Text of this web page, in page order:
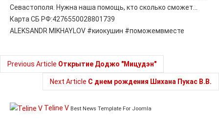
Севастополя. Нужна наша помощь, кто сколько сможет...
Карта СБ РФ:4276550028801739
ALEKSANDR MIKHAYLOV #киокушин #поможемвместе
Previous Article Открытие Доджо "Мицудэн"
Next Article С днем рождения Шихана Пукас В.В.
Teline V Best News Template For Joomla